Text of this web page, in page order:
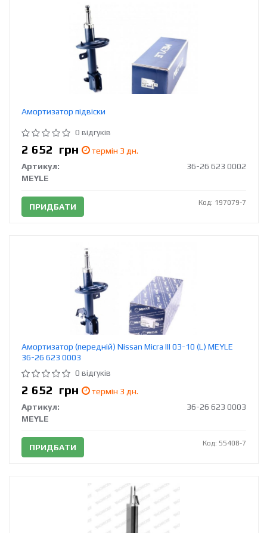
Амортизатор підвіски
0 відгуків
2 652 грн
термін 3 дн.
Артикул:
36-26 623 0002
MEYLE
ПРИДБАТИ Код: 197079-7
Амортизатор (передній) Nissan Micra III 03-10 (L) MEYLE
36-26 623 0003
0 відгуків
2 652 грн
термін 3 дн.
Артикул:
36-26 623 0003
MEYLE
ПРИДБАТИ Код: 55408-7